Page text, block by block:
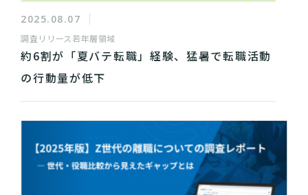
2025.08.07
調査リリース 若年層領域
約6割が「夏バテ転職」経験、猛暑で転職活動
の行動量が低下